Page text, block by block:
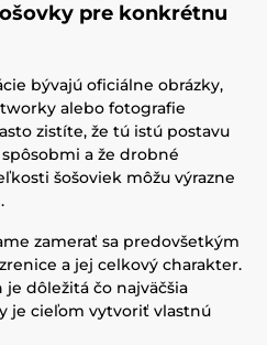
pre konkrétnu
bývajú oficiálne obrázky,
alebo fotografie
zistíte, že tú istú postavu
a že drobné
šošoviek môžu výrazne
zamerať sa predovšetkým
a jej celkový charakter.
dôležitá čo najväčšia
je cieľom vytvoriť vlastnú